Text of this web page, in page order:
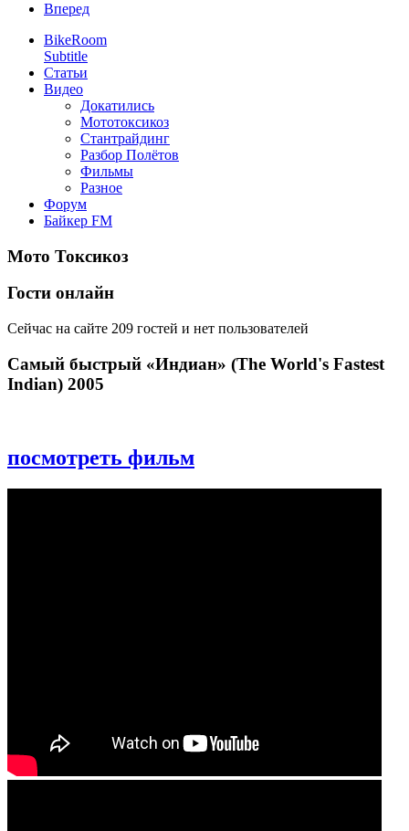
Вперед
BikeRoom
Subtitle
Статьи
Видео
Докатились
Мототоксикоз
Стантрайдинг
Разбор Полётов
Фильмы
Разное
Форум
Байкер FM
Мото Токсикоз
Гости онлайн
Сейчас на сайте 209 гостей и нет пользователей
Самый быстрый «Индиан» (The World's Fastest
Indian) 2005
посмотреть фильм